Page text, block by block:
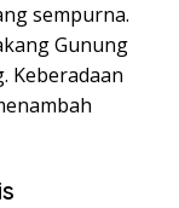
sempurna.
Gunung
Keberadaan